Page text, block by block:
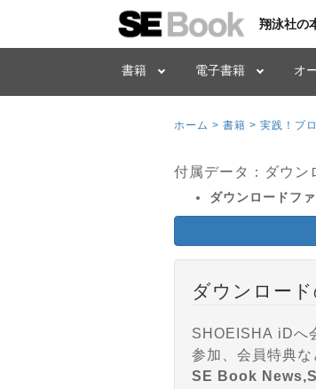
翔泳社の
書籍 電子書籍 オ
ホーム > 書籍 > 実践！プ
付属データ：ダウン
ダウンロードフ
ダウンロー
SHOEISHA iDへ
SE Book